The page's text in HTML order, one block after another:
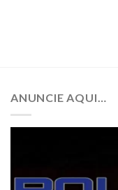
ANUNCIE AQUI…